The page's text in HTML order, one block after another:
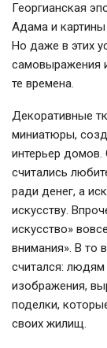
Георгианская
Адама и
Но даже в этих
самовыражения
те времена.
Декоративные
миниатюры,
интерьер домов.
считались
ради денег, а
искусству.
искусство»
внимания». В то
считался:
изображения,
поделки,
своих жилищ.